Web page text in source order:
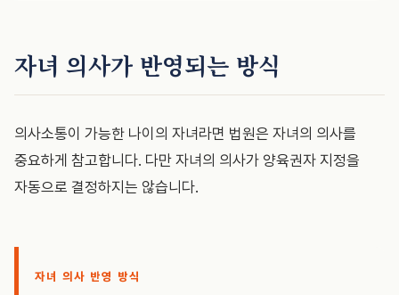
자녀 의사가 반영되는 방식
의사소통이 가능한 나이의 자녀라면 법원은 자녀의 의사를
중요하게 참고합니다. 다만 자녀의 의사가 양육권자 지정을
자동으로 결정하지는 않습니다.
자녀 의사 반영 방식